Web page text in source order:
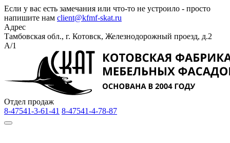
Если у вас есть замечания или что-то не устроило - просто
напишите нам client@kfmf-skat.ru
Адрес
Тамбовская обл., г. Котовск, Железнодорожный проезд, д.2
А/1
Отдел продаж
8-47541-3-61-41 8-47541-4-78-87